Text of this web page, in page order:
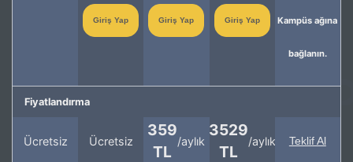
Giriş Yap Giriş Yap Giriş Yap Kampüs ağına
bağlanın.
Fiyatlandırma
Ücretsiz Ücretsiz
359
TL
/aylık
3529
TL
/aylık Teklif Al